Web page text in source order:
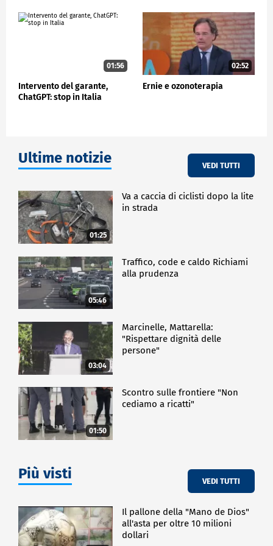
01:56
Intervento del garante,
ChatGPT: stop in Italia
02:52
Ernie e ozonoterapia
Ultime notizie VEDI TUTTI
01:25
Va a caccia di ciclisti dopo la lite
in strada
05:46
Traffico, code e caldo Richiami
alla prudenza
03:04
Marcinelle, Mattarella:
"Rispettare dignità delle
persone"
01:50
Scontro sulle frontiere "Non
cediamo a ricatti"
Più visti VEDI TUTTI
Il pallone della "Mano de Dios"
all'asta per oltre 10 milioni
dollari